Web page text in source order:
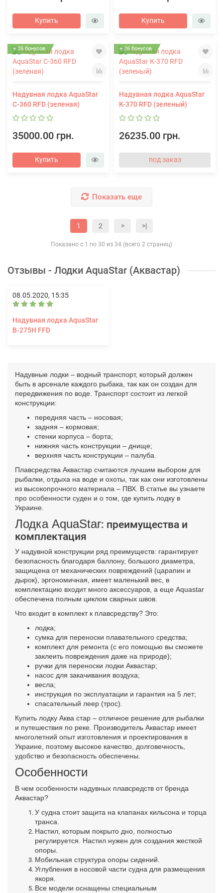
Купить Купить
+ 36 бонусов
Надувная лодка AquaStar
С-360 RFD (зеленая)
35000.00 грн.
Купить
+ 36 бонусов
Надувная лодка AquaStar
К-370 RFD (зеленый)
26235.00 грн.
под заказ
Показать еще
1 2 > >|
Показано с 1 по 30 из 34 (всего 2 страниц)
Отзывы - Лодки AquaStar (Аквастар)
08.05.2020, 15:35
Надувная лодка AquaStar
В-275H FFD
Надувные лодки – водный транспорт, который должен
быть в арсенале каждого рыбака, так как он создан для
передвижения по воде. Транспорт состоит из легкой
конструкции:
передняя часть – носовая;
задняя – кормовая;
стенки корпуса – борта;
нижняя часть конструкции – днище;
верхняя часть конструкции – палуба.
Плавсредства Аквастар считаются лучшим выбором для
рыбалки, отдыха на воде и охоты, так как они изготовлены
из высокопрочного материала – ПВХ. В статье вы узнаете
про особенности суден и о том, где купить лодку в
Украине.
Лодка AquaStar: преимущества и
комплектация
У надувной конструкции ряд преимуществ: гарантирует
безопасность благодаря баллону, большого диаметра,
защищена от механических повреждений (царапин и
дырок), эргономичная, имеет маленький вес, в
комплектацию входит много аксессуаров, а еще Aquastar
обеспечена полным циклом сварных швов.
Что входит в комплект к плавсредству? Это:
лодка;
сумка для переноски плавательного средства;
комплект для ремонта (с его помощью вы сможете
заклеить повреждения даже на природе);
ручки для переноски лодки Аквастар;
насос для закачивания воздуха;
весла;
инструкция по эксплуатации и гарантия на 5 лет;
спасательный леер (трос).
Купить лодку Аква стар – отличное решение для рыбалки
и путешествия по реке. Производитель Аквастар имеет
многолетний опыт изготовления и проектирования в
Украине, поэтому высокое качество, долговечность,
удобство и безопасность обеспечены.
Особенности
В чем особенности надувных плавсредств от бренда
Аквастар?
У судна стоит защита на клапанах кильсона и торца
транса.
Настил, которым покрыто дно, полностью
регулируется. Настил нужен для создания жесткой
опоры.
Мобильная структура опоры сидений.
Углубления в носовой части судна для размещения
якоря.
Все модели оснащены специальным